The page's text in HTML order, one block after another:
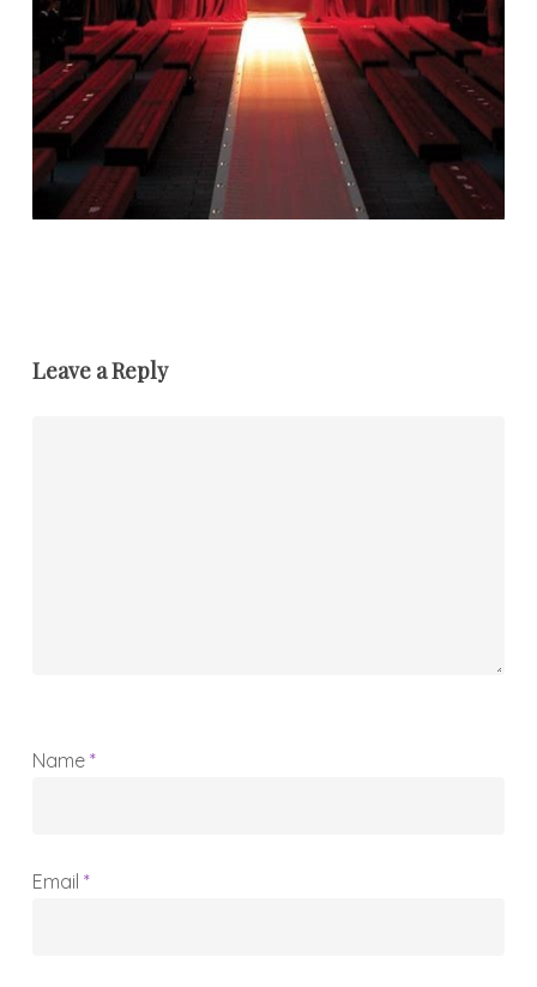
Leave a Reply
Name *
Email *